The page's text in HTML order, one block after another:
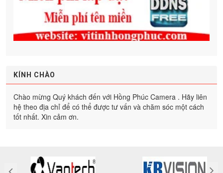
KÍNH CHÀO
Chào mừng Quý khách đến với Hồng Phúc Camera . Hãy liên
hệ theo địa chỉ để có thể được tư vấn và chăm sóc một cách
tốt nhất. Xin cảm ơn.